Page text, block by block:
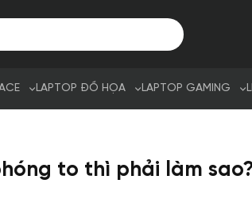
LAPTOP ĐỒ HỌA LAPTOP GAMING
to thì phải làm